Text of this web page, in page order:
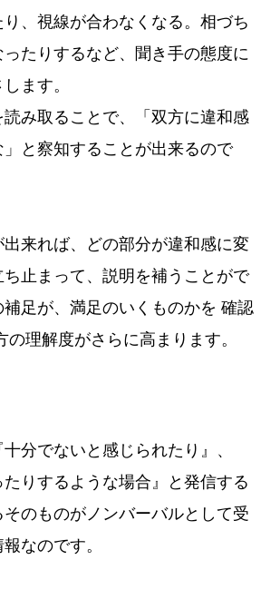
、視線が合わなくなる。相づち
たりするなど、聞き手の態度に
ます。
読み取ることで、「双方に違和感
と察知することが出来るので
来れば、どの部分が違和感に変
止まって、説明を補うことがで
補足が、満足のいくものかを 確認
の理解度がさらに高まります。
分でないと感じられたり』、
たりするような場合』と発信する
のものがノンバーバルとして受
なのです。